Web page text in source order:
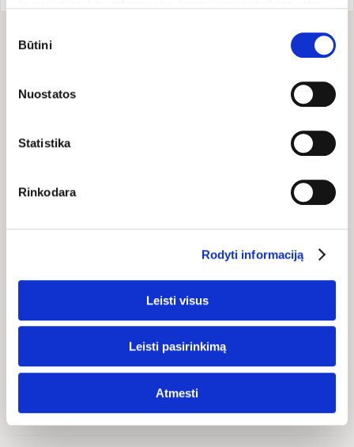
pasirinkti, su kuriomis slapukų kategorijomis sutinkate.
Savo sutikimą galite bet kada pakeisti arba atšaukti
atsisakius tam tikrų slapukų dalis svetainės funkcijų gali
pasirinkimas
Būtini
Nuostatos
Statistika
Rinkodara
Rodyti informaciją
Leisti visus
Leisti pasirinkimą
Atmesti
TAPK MŪSŲ EL. PAŠTO
BIČIULIU IR GAUK 10%
NUOLAIDĄ KITAM
APSIPIRKIMUI!
duomenis, kaip išdėstyta mūsųprivatumo politikoje